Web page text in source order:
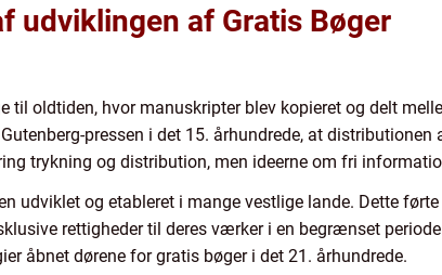
udviklingen af Gratis Bøger
til oldtiden, hvor manuskripter blev kopieret og delt
pressen i det 15. århundrede, at
trykning og distribution, men ideerne om fri
udviklet og etableret i mange vestlige lande. Dette
rettigheder til deres værker i en begrænset
åbnet dørene for gratis bøger i det 21. århundrede.